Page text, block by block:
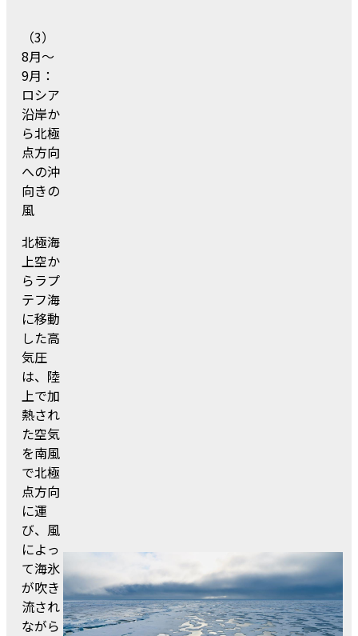
（3）
8月～
9月：
ロシア
沿岸か
ら北極
点方向
への沖
向きの
風
北極海
上空か
らラプ
テフ海
に移動
した高
気圧
は、陸
上で加
熱され
た空気
を南風
で北極
点方向
に運
び、風
によっ
て海氷
が吹き
流され
ながら